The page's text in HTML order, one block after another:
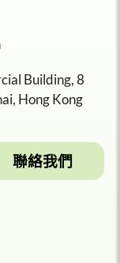
Building, 8
Hong Kong
聯絡我們